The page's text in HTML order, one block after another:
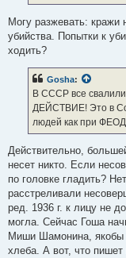
Могу разжевать: кражи
убийства. Попытки к
ходить?
Gosha:
В СССР все
ДЕЙСТВИЕ! Это в
людей как при
Действительно,
несет никто. Если
по головке гладить?
расстреливали
ред. 1936 г. к лицу не
могла. Сейчас Гоша
Миши Шамонина, якобы
хлеба. А вот, что